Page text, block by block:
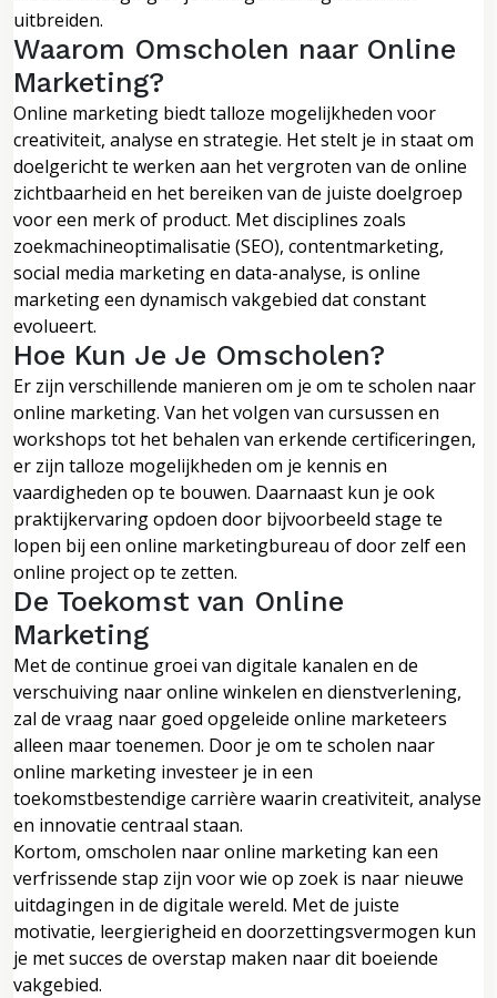
uitbreiden.
Waarom Omscholen naar Online
Marketing?
Online marketing biedt talloze mogelijkheden voor
creativiteit, analyse en strategie. Het stelt je in staat om
doelgericht te werken aan het vergroten van de online
zichtbaarheid en het bereiken van de juiste doelgroep
voor een merk of product. Met disciplines zoals
zoekmachineoptimalisatie (SEO), contentmarketing,
social media marketing en data-analyse, is online
marketing een dynamisch vakgebied dat constant
evolueert.
Hoe Kun Je Je Omscholen?
Er zijn verschillende manieren om je om te scholen naar
online marketing. Van het volgen van cursussen en
workshops tot het behalen van erkende certificeringen,
er zijn talloze mogelijkheden om je kennis en
vaardigheden op te bouwen. Daarnaast kun je ook
praktijkervaring opdoen door bijvoorbeeld stage te
lopen bij een online marketingbureau of door zelf een
online project op te zetten.
De Toekomst van Online
Marketing
Met de continue groei van digitale kanalen en de
verschuiving naar online winkelen en dienstverlening,
zal de vraag naar goed opgeleide online marketeers
alleen maar toenemen. Door je om te scholen naar
online marketing investeer je in een
toekomstbestendige carrière waarin creativiteit, analyse
en innovatie centraal staan.
Kortom, omscholen naar online marketing kan een
verfrissende stap zijn voor wie op zoek is naar nieuwe
uitdagingen in de digitale wereld. Met de juiste
motivatie, leergierigheid en doorzettingsvermogen kun
je met succes de overstap maken naar dit boeiende
vakgebied.